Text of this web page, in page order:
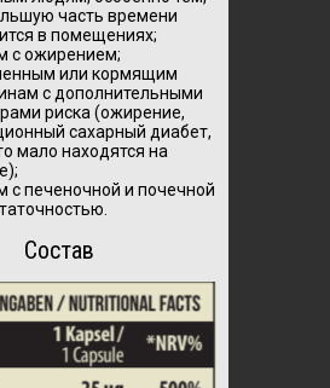
часть времени
в помещениях;
с ожирением;
или кормящим
с дополнительными
риска (ожирение,
сахарный диабет,
мало находятся на
с печеночной и почечной
Состав